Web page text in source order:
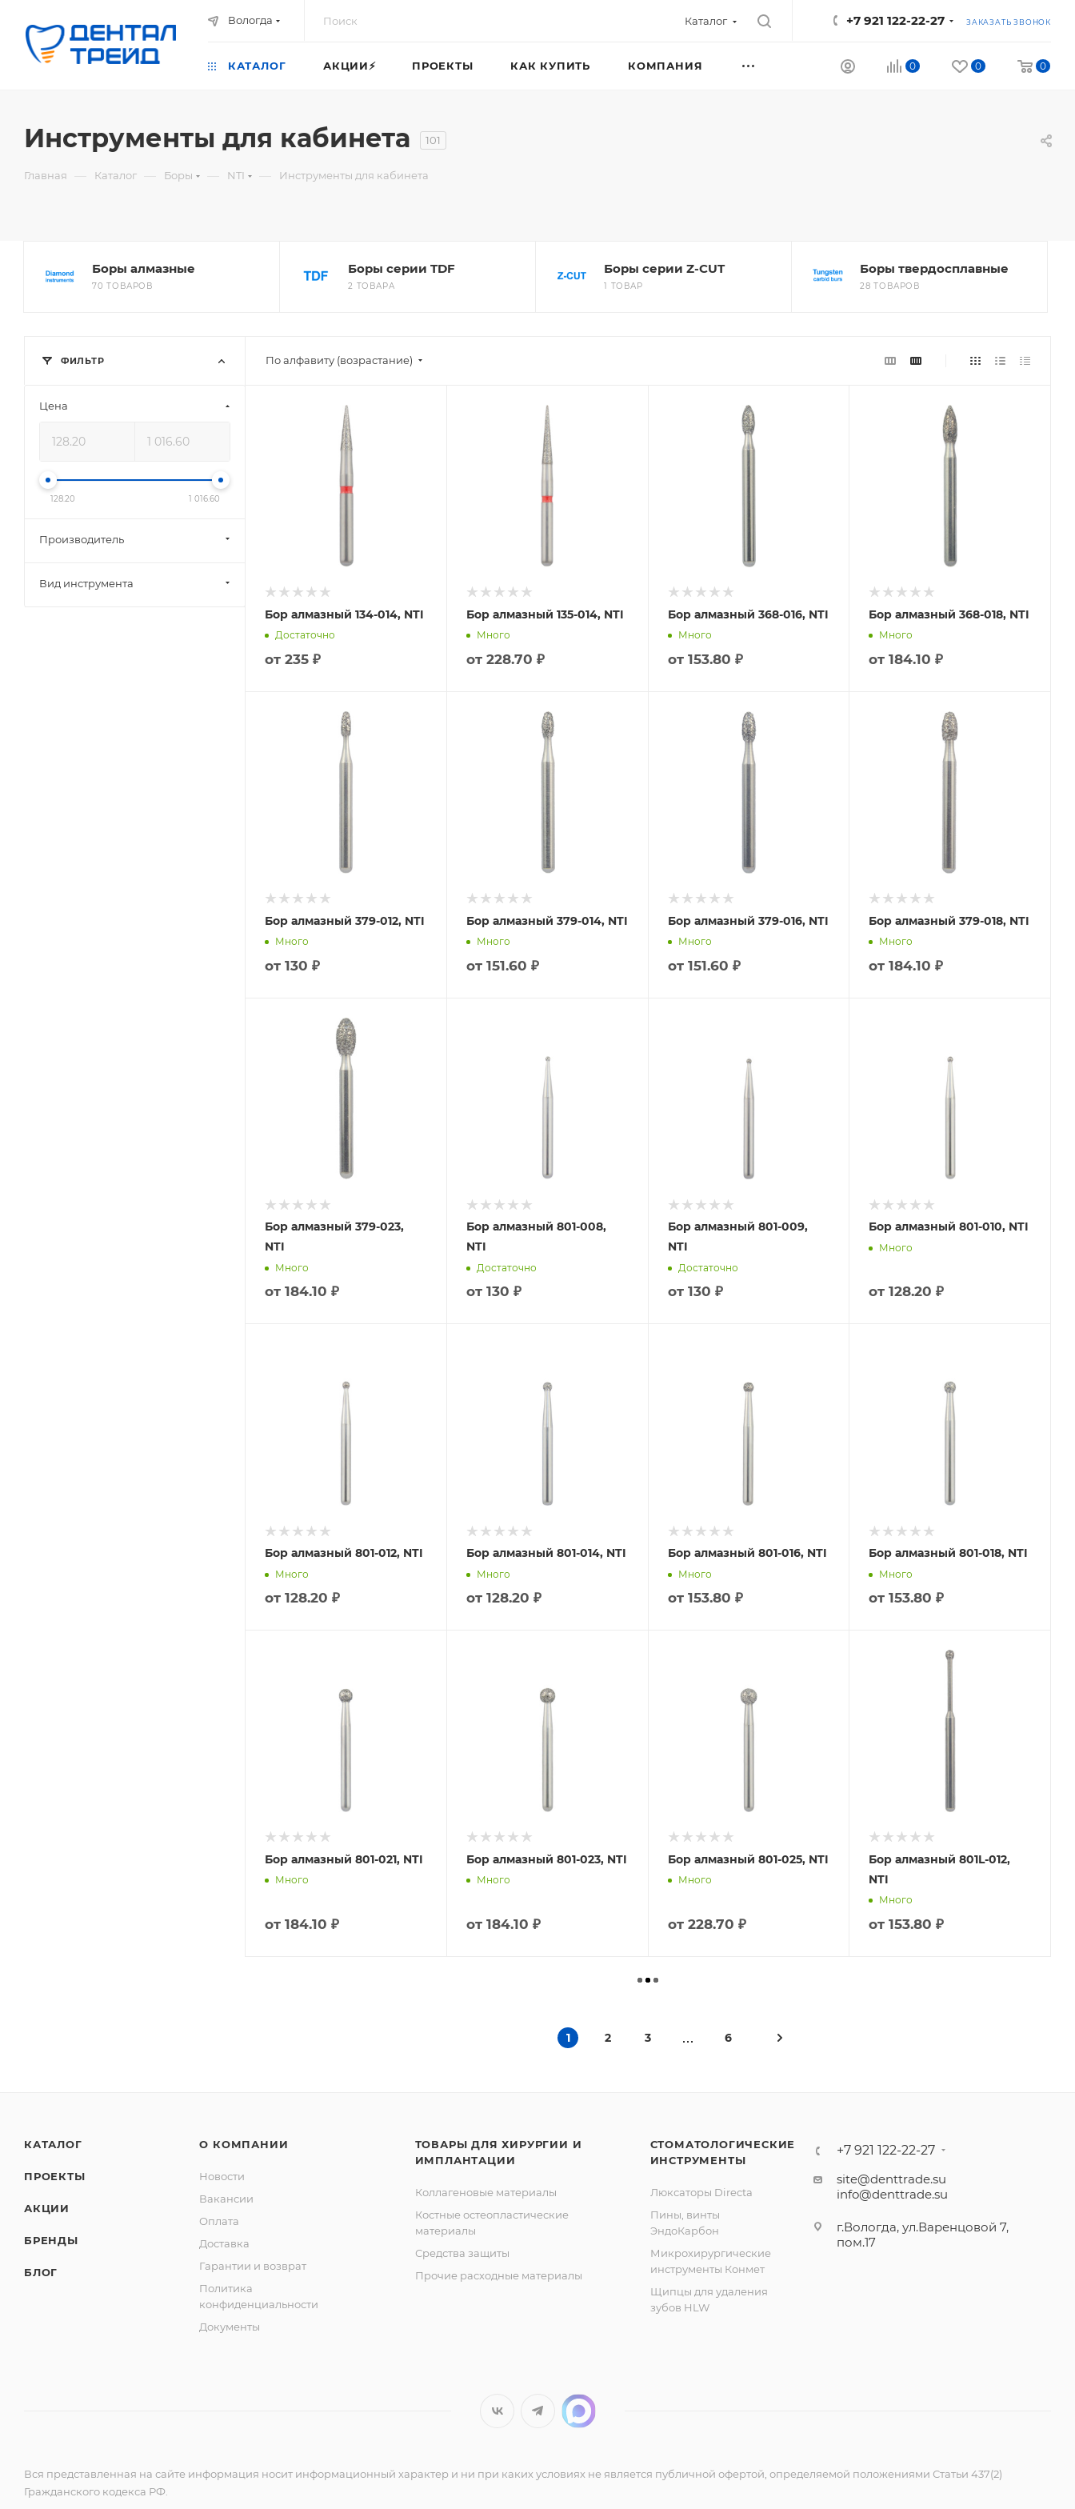
Вологда Каталог +7 921 122-22-27 ЗАКАЗАТЬ ЗВОНОК
0 0 0
КАТАЛОГ АКЦИИ⚡️ ПРОЕКТЫ КАК КУПИТЬ КОМПАНИЯ
Инструменты для кабинета 101
Главная — Каталог — Боры — NTI — Инструменты для кабинета
Боры алмазные
70 ТОВАРОВ
Боры серии TDF
2 ТОВАРА
Боры серии Z-CUT
1 ТОВАР
Боры твердосплавные
28 ТОВАРОВ
По алфавиту (возрастание)
Бор алмазный 134-014, NTI
Достаточно
от 235 ₽
Бор алмазный 135-014, NTI
Много
от 228.70 ₽
Бор алмазный 368-016, NTI
Много
от 153.80 ₽
Бор алмазный 368-018, NTI
Много
от184.10 ₽
Бор алмазный 379-012, NTI
Много
от 130 ₽
Бор алмазный 379-014, NTI
Много
от 151.60 ₽
Бор алмазный 379-016, NTI
Много
от 151.60 ₽
Бор алмазный 379-018, NTI
Много
от184.10 ₽
Бор алмазный 379-023,
NTI
Много
от 184.10 ₽
Бор алмазный 801-008,
NTI
Достаточно
от 130 ₽
Бор алмазный 801-009,
NTI
Достаточно
от 130 ₽
Бор алмазный 801-010, NTI
Много
от128.20 ₽
Бор алмазный 801-012, NTI
Много
от 128.20 ₽
Бор алмазный 801-014, NTI
Много
от 128.20 ₽
Бор алмазный 801-016, NTI
Много
от 153.80 ₽
Бор алмазный 801-018, NTI
Много
от153.80 ₽
Бор алмазный 801-021, NTI
Много
от 184.10 ₽
Бор алмазный 801-023, NTI
Много
от 184.10 ₽
Бор алмазный 801-025, NTI
Много
от 228.70 ₽
Бор алмазный 801L-012,
NTI
Много
от153.80 ₽
1 2 3 6
ФИЛЬТР
Цена
128.20 1 016.60
Производитель
Вид инструмента
КАТАЛОГ
ПРОЕКТЫ
АКЦИИ
БРЕНДЫ
БЛОГ
О КОМПАНИИ
Новости
Вакансии
Оплата
Доставка
Гарантии и возврат
Политика
конфиденциальности
Документы
ТОВАРЫ ДЛЯ ХИРУРГИИ И
ИМПЛАНТАЦИИ
Коллагеновые материалы
Костные остеопластические
материалы
Средства защиты
Прочие расходные материалы
СТОМАТОЛОГИЧЕСКИЕ
ИНСТРУМЕНТЫ
Люксаторы Directa
Пины, винты
ЭндоКарбон
Микрохирургические
инструменты Конмет
Щипцы для удаления
зубов HLW
+7 921 122-22-27
site@denttrade.su
info@denttrade.su
г.Вологда, ул.Варенцовой 7,
пом.17
Вся представленная на сайте информация носит информационный характер и ни при каких условиях не является публичной офертой, определяемой положениями Статьи 437(2)
Гражданского кодекса РФ.